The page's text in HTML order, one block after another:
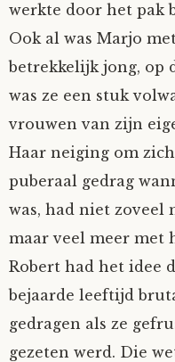
Stefan
Sunniva
Switch
Tom Mathys
Vorrion
Vrolijke
werkte door het pak
Ook al was Marjo
betrekkelijk jong, op
was ze een stuk
vrouwen van zijn
Haar neiging om
puberaal gedrag
was, had niet zoveel
maar veel meer met
Robert had het idee
bejaarde leeftijd
gedragen als ze
gezeten werd. Die